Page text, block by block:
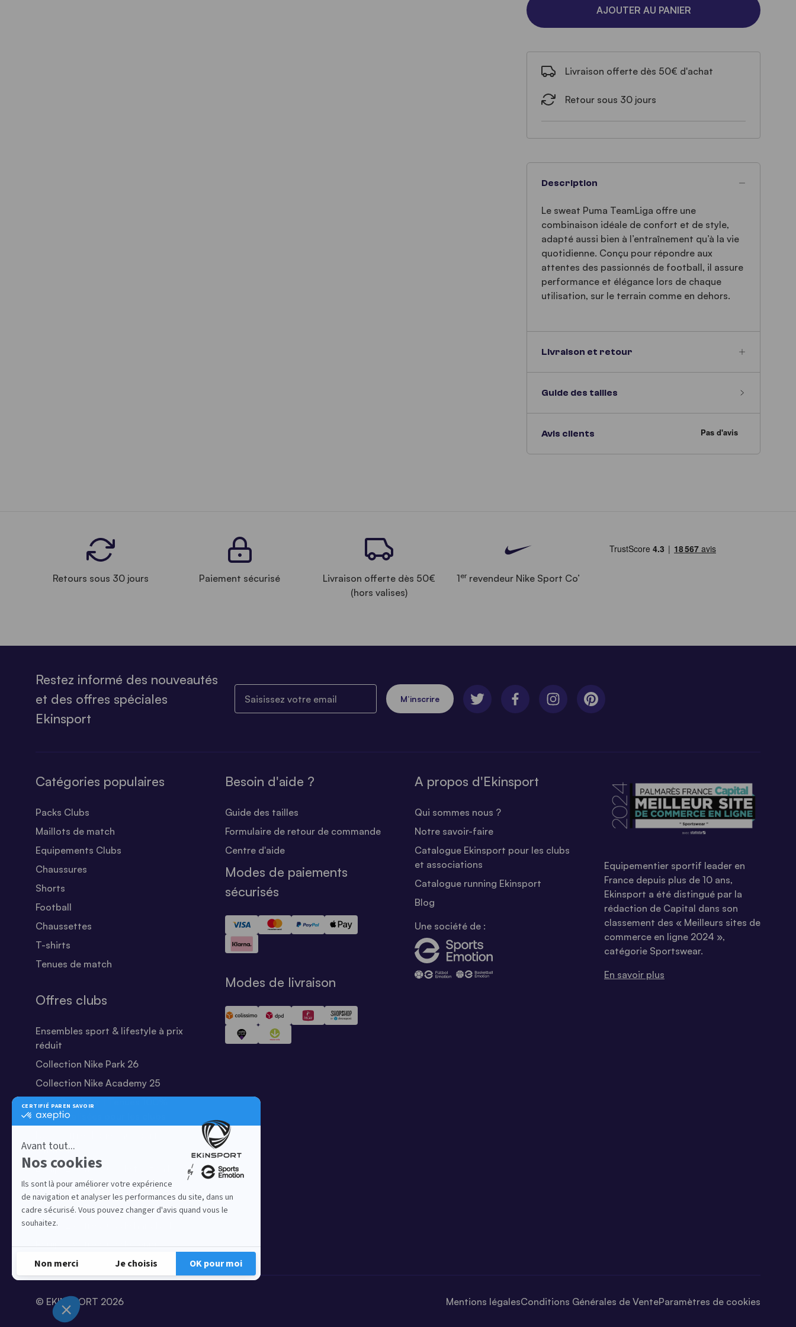
AJOUTER AU PANIER
Livraison offerte dès 50€ d'achat
Retour sous 30 jours
Description
Le sweat Puma TeamLiga offre une
combinaison idéale de confort et de style,
adapté aussi bien à l’entraînement qu’à la vie
quotidienne. Conçu pour répondre aux
attentes des passionnés de football, il assure
performance et élégance lors de chaque
utilisation, sur le terrain comme en dehors.
Livraison et retour
Guide des tailles
Avis clients
Retours sous 30 jours Paiement sécurisé
Livraison offerte dès 50€
(hors valises)
1errevendeur Nike Sport Co’
Restez informé des nouveautés
et des offres spéciales
Ekinsport
M’inscrire
Catégories populaires
Packs Clubs
Maillots de match
Equipements Clubs
Chaussures
Shorts
Football
Chaussettes
T-shirts
Tenues de match
Offres clubs
Ensembles sport & lifestyle à prix
réduit
Collection Nike Park 26
Collection Nike Academy 25
Nike Kitbuilder | Tenues 100%
personnalisées pour les clubs
amateur
Equipez votre club de football
Equipez votre club de basket
Equipez votre club de running
Equipez votre club de handball
Equipez votre club de tennis
Besoin d'aide ?
Guide des tailles
Formulaire de retour de commande
Centre d'aide
Modes de paiements
sécurisés
Modes de livraison
A propos d'Ekinsport
Qui sommes nous ?
Notre savoir-faire
Catalogue Ekinsport pour les clubs
et associations
Catalogue running Ekinsport
Blog
Une société de :
Equipementier sportif leader en
France depuis plus de 10 ans,
Ekinsport a été distingué par la
rédaction de Capital dans son
classement des « Meilleurs sites de
commerce en ligne 2024 »,
catégorie Sportswear.
En savoir plus
© EKINSPORT 2026 Mentions légalesConditions Générales de VenteParamètres de cookies